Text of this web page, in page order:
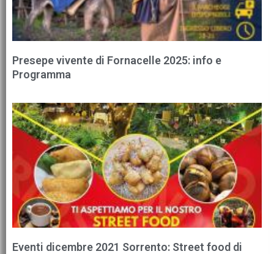
Presepe vivente di Fornacelle 2025: info e
Programma
Eventi dicembre 2021 Sorrento: Street food di